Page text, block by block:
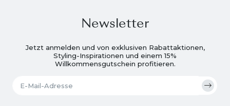
Newsletter
Jetzt anmelden und von exklusiven Rabattaktionen,
Styling-Inspirationen und einem 15%
Willkommensgutschein profitieren.